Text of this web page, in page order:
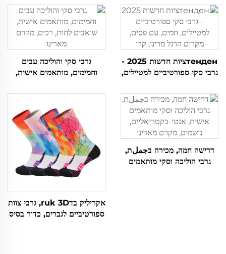
тенденציות חדשות 2025 -
גרבי סקי ספורטיביים למטיילים,
מרינו, קרו
גרבי סקי והוליכה עבים
וחמימים, מותאמים אישית,
מארינו
דרישה חמה, מכירה בجملת,
גרבי הוליכה וסקי מותאמים
אקריליק בדruk 3D, גרבי צוות
ספורטיביים לגברים, כדור בסיס